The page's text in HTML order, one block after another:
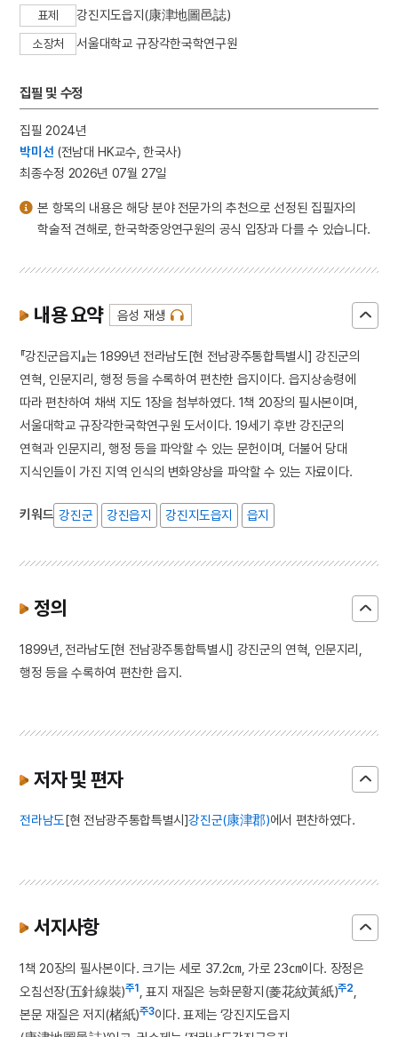
표제 강진지도읍지(康津地圖邑誌)
소장처 서울대학교 규장각한국학연구원
집필 및 수정
집필 2024년
박미선 (전남대 HK교수, 한국사)
최종수정 2026년 07월 27일
본 항목의 내용은 해당 분야 전문가의 추천으로 선정된 집필자의
학술적 견해로, 한국학중앙연구원의 공식 입장과 다를 수 있습니다.
내용 요약 음성 재생
『강진군읍지』는 1899년 전라남도[현 전남광주통합특별시] 강진군의
연혁, 인문지리, 행정 등을 수록하여 편찬한 읍지이다. 읍지상송령에
따라 편찬하여 채색 지도 1장을 첨부하였다. 1책 20장의 필사본이며,
서울대학교 규장각한국학연구원 도서이다. 19세기 후반 강진군의
연혁과 인문지리, 행정 등을 파악할 수 있는 문헌이며, 더불어 당대
지식인들이 가진 지역 인식의 변화양상을 파악할 수 있는 자료이다.
키워드 강진군 강진읍지 강진지도읍지 읍지
정의
1899년‚ 전라남도[현 전남광주통합특별시] 강진군의 연혁, 인문지리,
행정 등을 수록하여 편찬한 읍지.
저자 및 편자
전라남도[현 전남광주통합특별시]강진군(康津郡)에서 편찬하였다.
서지사항
1책 20장의 필사본이다. 크기는 세로 37.2㎝, 가로 23㎝이다. 장정은
오침선장(五針線裝)주1 , 표지 재질은 능화문황지(菱花紋黃紙)주2
본문 재질은 저지(楮紙)주3이다. 표제는 ‘강진지도읍지